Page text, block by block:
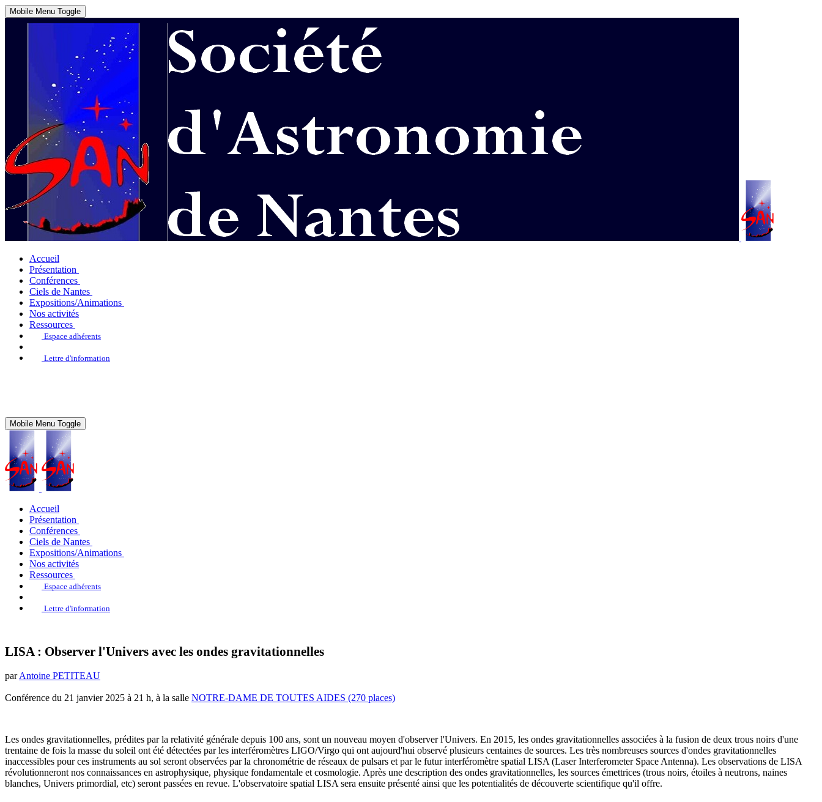
Mobile Menu Toggle
Accueil
Présentation
Conférences
Ciels de Nantes
Expositions/Animations
Nos activités
Ressources
Espace adhérents
Lettre d'information
Mobile Menu Toggle
Accueil
Présentation
Conférences
Ciels de Nantes
Expositions/Animations
Nos activités
Ressources
Espace adhérents
Lettre d'information
LISA : Observer l'Univers avec les ondes gravitationnelles
parAntoine PETITEAU
Conférence du 21 janvier 2025 à 21 h, à la salle NOTRE-DAME DE TOUTES AIDES (270 places)
Les ondes gravitationnelles, prédites par la relativité générale depuis 100 ans, sont un nouveau moyen d'observer l'Univers. En 2015, les ondes gravitationnelles associées à la fusion de deux trous noirs d'une
trentaine de fois la masse du soleil ont été détectées par les interféromètres LIGO/Virgo qui ont aujourd'hui observé plusieurs centaines de sources. Les très nombreuses sources d'ondes gravitationnelles
inaccessibles pour ces instruments au sol seront observées par la chronométrie de réseaux de pulsars et par le futur interféromètre spatial LISA (Laser Interferometer Space Antenna). Les observations de LISA
révolutionneront nos connaissances en astrophysique, physique fondamentale et cosmologie. Après une description des ondes gravitationnelles, les sources émettrices (trous noirs, étoiles à neutrons, naines
blanches, Univers primordial, etc) seront passées en revue. L'observatoire spatial LISA sera ensuite présenté ainsi que les potentialités de découverte scientifique qu'il offre.